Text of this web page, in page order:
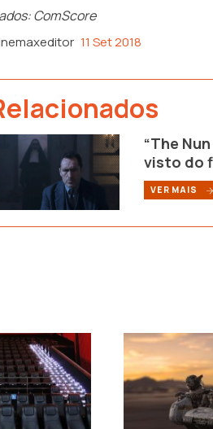
ComScore
11 Set 2018
“The
visto do
VER MAIS